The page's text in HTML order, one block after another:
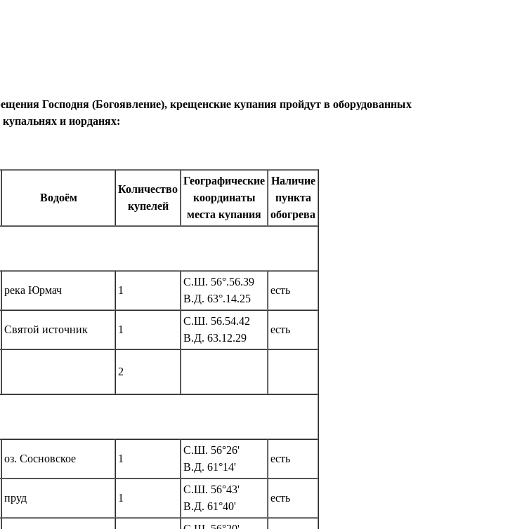
Господня (Богоявление), крещенские купания пройдут в оборудованных
купальнях и иорданях:
Водоём
Количество
купелей
Географические
координаты
места купания
Наличие
пункта
обогрева
река Юрмач 1
С.Ш. 56°.56.39
В.Д. 63°.14.25
есть
Святой источник 1
С.Ш. 56.54.42
В.Д. 63.12.29
есть
2
оз. Сосновское 1
С.Ш. 56°26'
В.Д. 61°14'
есть
пруд 1
С.Ш. 56°43'
В.Д. 61°40'
есть